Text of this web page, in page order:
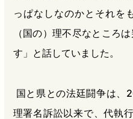
っぱなしなのかとそれを
（国の）理不尽なところ
す」と話していました。
国と県との法廷闘争は、
理署名訴訟以来で、代執